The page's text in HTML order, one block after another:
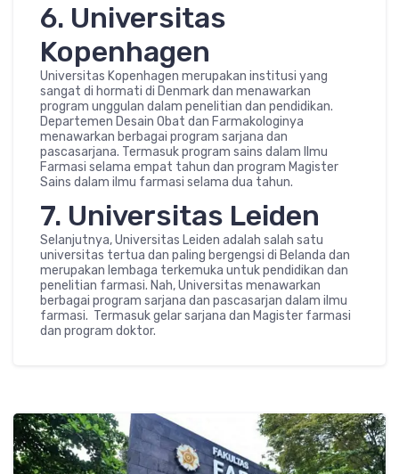
6. Universitas
Kopenhagen
Universitas Kopenhagen merupakan institusi yang
sangat di hormati di Denmark dan menawarkan
program unggulan dalam penelitian dan pendidikan.
Departemen Desain Obat dan Farmakologinya
menawarkan berbagai program sarjana dan
pascasarjana. Termasuk program sains dalam Ilmu
Farmasi selama empat tahun dan program Magister
Sains dalam ilmu farmasi selama dua tahun.
7. Universitas Leiden
Selanjutnya, Universitas Leiden adalah salah satu
universitas tertua dan paling bergengsi di Belanda dan
merupakan lembaga terkemuka untuk pendidikan dan
penelitian farmasi. Nah, Universitas menawarkan
berbagai program sarjana dan pascasarjan dalam ilmu
farmasi. Termasuk gelar sarjana dan Magister farmasi
dan program doktor.